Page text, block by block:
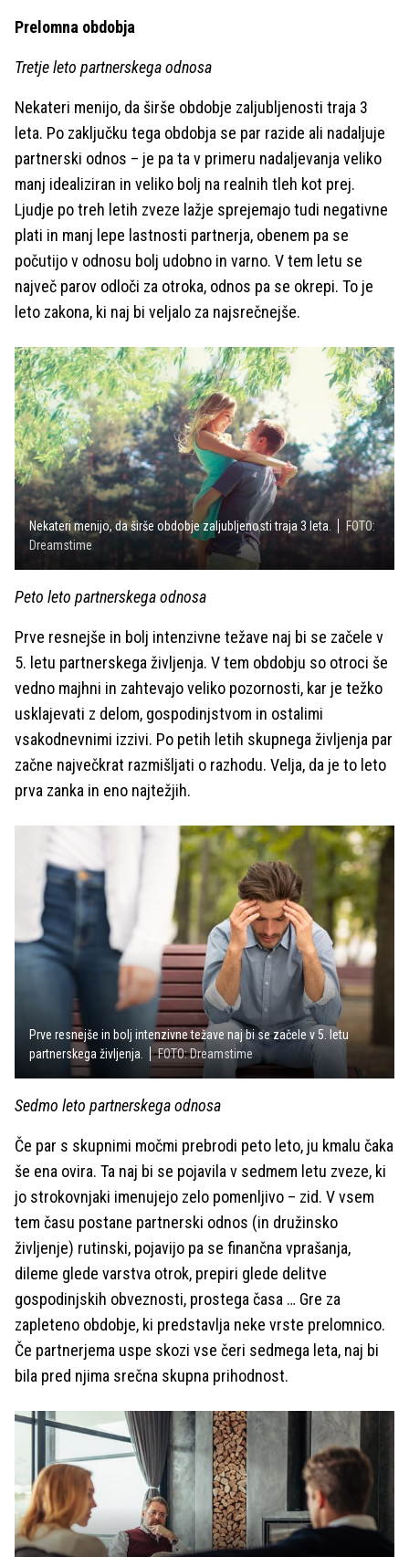
Prelomna obdobja
Tretje leto partnerskega odnosa
Nekateri menijo, da širše obdobje zaljubljenosti traja 3
leta. Po zaključku tega obdobja se par razide ali nadaljuje
partnerski odnos – je pa ta v primeru nadaljevanja veliko
manj idealiziran in veliko bolj na realnih tleh kot prej.
Ljudje po treh letih zveze lažje sprejemajo tudi negativne
plati in manj lepe lastnosti partnerja, obenem pa se
počutijo v odnosu bolj udobno in varno. V tem letu se
največ parov odloči za otroka, odnos pa se okrepi. To je
leto zakona, ki naj bi veljalo za najsrečnejše.
Nekateri menijo, da širše obdobje zaljubljenosti traja 3 leta.
FOTO:
Dreamstime
Peto leto partnerskega odnosa
Prve resnejše in bolj intenzivne težave naj bi se začele v
5. letu partnerskega življenja. V tem obdobju so otroci še
vedno majhni in zahtevajo veliko pozornosti, kar je težko
usklajevati z delom, gospodinjstvom in ostalimi
vsakodnevnimi izzivi. Po petih letih skupnega življenja par
začne največkrat razmišljati o razhodu. Velja, da je to leto
prva zanka in eno najtežjih.
Prve resnejše in bolj intenzivne težave naj bi se začele v 5. letu
partnerskega življenja.
FOTO: Dreamstime
Sedmo leto partnerskega odnosa
Če par s skupnimi močmi prebrodi peto leto, ju kmalu čaka
še ena ovira. Ta naj bi se pojavila v sedmem letu zveze, ki
jo strokovnjaki imenujejo zelo pomenljivo – zid. V vsem
tem času postane partnerski odnos (in družinsko
življenje) rutinski, pojavijo pa se finančna vprašanja,
dileme glede varstva otrok, prepiri glede delitve
gospodinjskih obveznosti, prostega časa … Gre za
zapleteno obdobje, ki predstavlja neke vrste prelomnico.
Če partnerjema uspe skozi vse čeri sedmega leta, naj bi
bila pred njima srečna skupna prihodnost.